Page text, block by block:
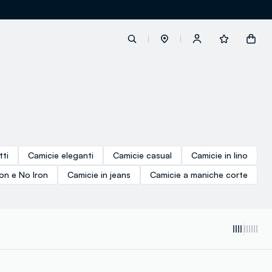
button.order.tracking
Camicie eleganti Camicie casual
Camicie in lino
e No Iron
Camicie in jeans Camicie a maniche corte